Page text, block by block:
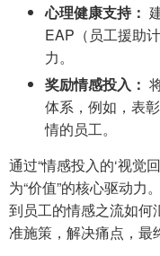
心理健康支持：
EAP（员工援助
力。
奖励情感投入：
体系，例如，表
情的员工。
通过“情感投入的‘视觉
为“价值”的核心驱动力
到员工的情感之流如何
准施策，解决痛点，最